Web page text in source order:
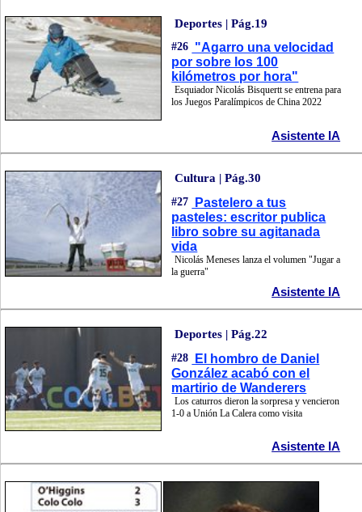
Deportes | Pág.19
#26 "Agarro una velocidad
por sobre los 100
kilómetros por hora"
Esquiador Nicolás Bisquertt se entrena para
los Juegos Paralímpicos de China 2022
Asistente IA
Cultura | Pág.30
#27
Pastelero a tus
pasteles: escritor publica
libro sobre su agitanada
vida
Nicolás Meneses lanza el volumen "Jugar a
la guerra"
Asistente IA
Deportes | Pág.22
#28
El hombro de Daniel
González acabó con el
martirio de Wanderers
Los caturros dieron la sorpresa y vencieron
1-0 a Unión La Calera como visita
Asistente IA